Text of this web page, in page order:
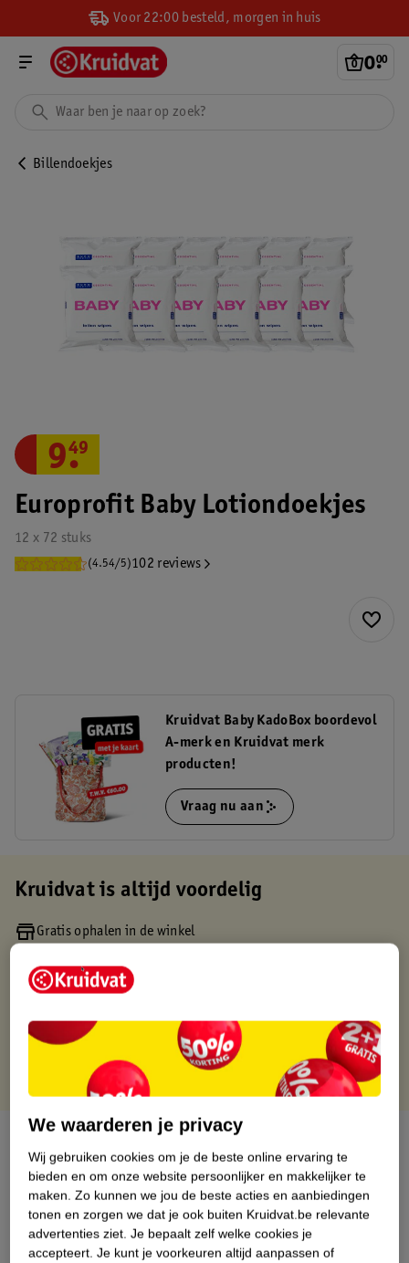
Voor 22:00 besteld, morgen in huis
0.
00
Billendoekjes
Europrofit Baby Lotiondoekjes
12 x 72 stuks
(4.54/5)102 reviews
9.
49
Kruidvat Baby KadoBox boordevol
A-merk en Kruidvat merk
producten!
Vraag nu aan
Kruidvat is altijd voordelig
Gratis ophalen in de winkel
Gratis thuisbezorgd vanaf 50.00
Gratis retourneren binnen 30 dagen
Gratis punten met je Kruidvat kaart
Over dit product
Productinformatie
Etiketinformatie
We waarderen je privacy
Wij gebruiken cookies om je de beste online ervaring te
bieden en om onze website persoonlijker en makkelijker te
maken. Zo kunnen we jou de beste acties en aanbiedingen
tonen en zorgen we dat je ook buiten Kruidvat.be relevante
advertenties ziet. Je bepaalt zelf welke cookies je
accepteert. Je kunt je voorkeuren altijd aanpassen of